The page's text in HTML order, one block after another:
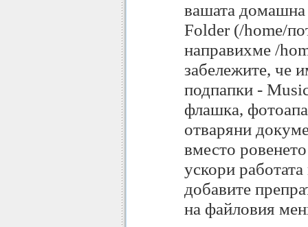
вашата домашна
Folder (/home/
направихме /
забележите, че
подпапки -
флашка,
отваряни
вместо
ускори
добавите
на файловия